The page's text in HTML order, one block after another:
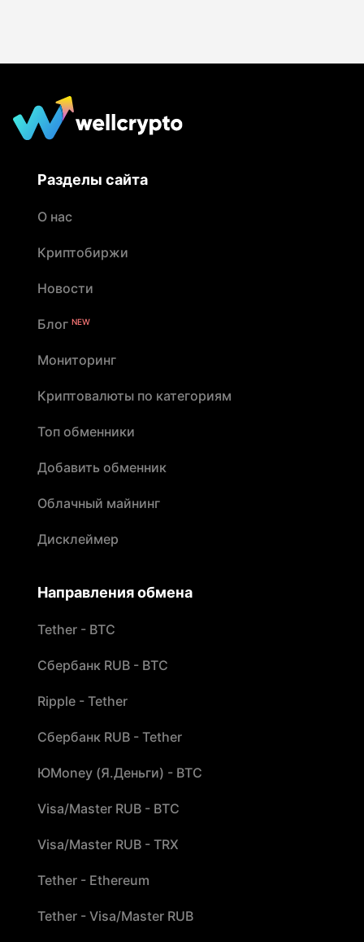
Разделы сайта
О нас
Криптобиржи
Новости
Блог NEW
Мониторинг
Криптовалюты по категориям
Топ обменники
Добавить обменник
Облачный майнинг
Дисклеймер
Направления обмена
Tether - BTC
Сбербанк RUB - BTC
Ripple - Tether
Сбербанк RUB - Tether
ЮMoney (Я.Деньги) - BTC
Visa/Master RUB - BTC
Visa/Master RUB - TRX
Tether - Ethereum
Tether - Visa/Master RUB